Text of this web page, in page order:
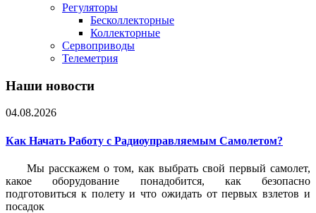
Регуляторы
Бесколлекторные
Коллекторные
Сервоприводы
Телеметрия
Наши новости
04.08.2026
Как Начать Работу с Радиоуправляемым Самолетом?
Мы расскажем о том, как выбрать свой первый самолет,
какое оборудование понадобится, как безопасно
подготовиться к полету и что ожидать от первых взлетов и
посадок